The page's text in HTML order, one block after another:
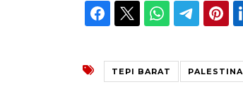
TEPI BARAT PALESTINA